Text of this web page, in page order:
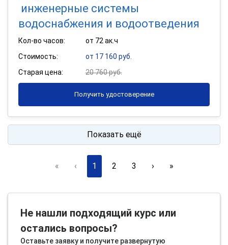
инженерные системы
водоснабжения и водоотведения
Кол-во часов:
от 72 ак.ч
Стоимость:
от 17 160 руб.
Старая цена:
20 760 руб.
Получить удостоверение
Показать ещё
« ‹ 1 2 3 › »
Не нашли подходящий курс или
остались вопросы?
Оставьте заявку и получите развернутую